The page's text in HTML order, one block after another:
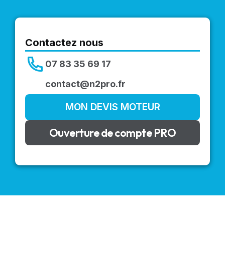
Contactez nous
07 83 35 69 17
contact@n2pro.fr
MON DEVIS MOTEUR
Ouverture de compte PRO